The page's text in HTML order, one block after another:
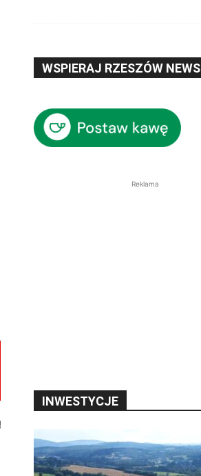
WSPIERAJ RZESZÓW NEWS
Reklama
INWESTYCJE